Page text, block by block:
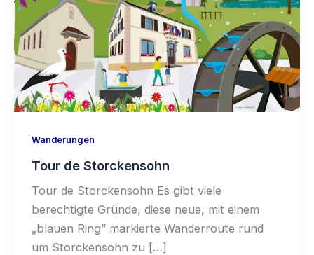
Wanderungen
Tour de Storckensohn
Tour de Storckensohn Es gibt viele
berechtigte Gründe, diese neue, mit einem
„blauen Ring” markierte Wanderroute rund
um Storckensohn zu […]